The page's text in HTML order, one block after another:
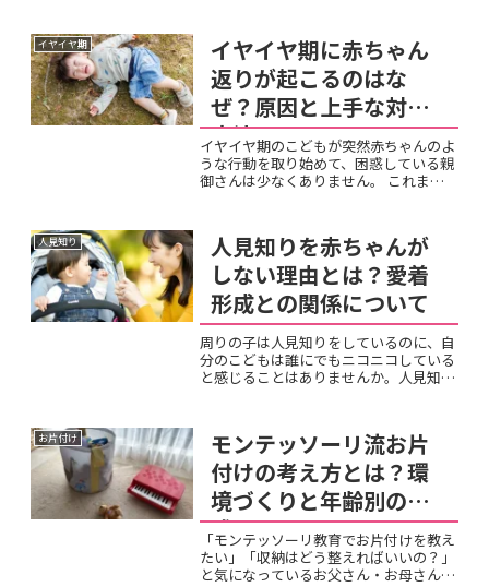
時期は「できなくて当たり前」という前
提で関わることが大切です。年...
イヤイヤ期
イヤイヤ期に赤ちゃん
返りが起こるのはな
ぜ？原因と上手な対応
方法
イヤイヤ期のこどもが突然赤ちゃんのよ
うな行動を取り始めて、困惑している親
御さんは少なくありません。 これまで
逆戻りしたような行動に戸惑うもので
す。イヤイヤ期と赤ちゃん返...
人見知り
人見知りを赤ちゃんが
しない理由とは？愛着
形成との関係について
周りの子は人見知りをしているのに、自
分のこどもは誰にでもニコニコしている
と感じることはありませんか。人見知り
あるのではないかと不安になる保護者も
いるでしょう。 しかし、...
お片付け
モンテッソーリ流お片
付けの考え方とは？環
境づくりと年齢別の実
践
「モンテッソーリ教育でお片付けを教え
たい」「収納はどう整えればいいの？」
と気になっているお父さん・お母さんも